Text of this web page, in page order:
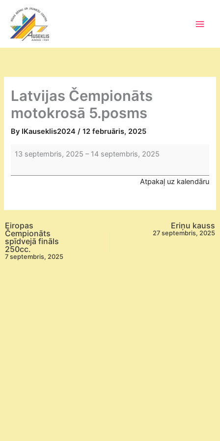
content
Latvijas Čempionāts
motokrosā 5.posms
By IKauseklis2024/12 februāris, 2025
Latvijas
motokrosā
13 septembris, 2025 – 14 septembris, 2025
Atpakaļ uz kalendāru
Eiropas
Čempionāts
spīdvejā fināls
250cc.
7 septembris, 2025
Eriņu kauss
27 septembris, 2025